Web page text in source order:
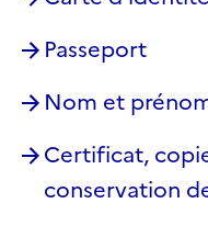
Passeport
Nom et
Certificat,
conservation